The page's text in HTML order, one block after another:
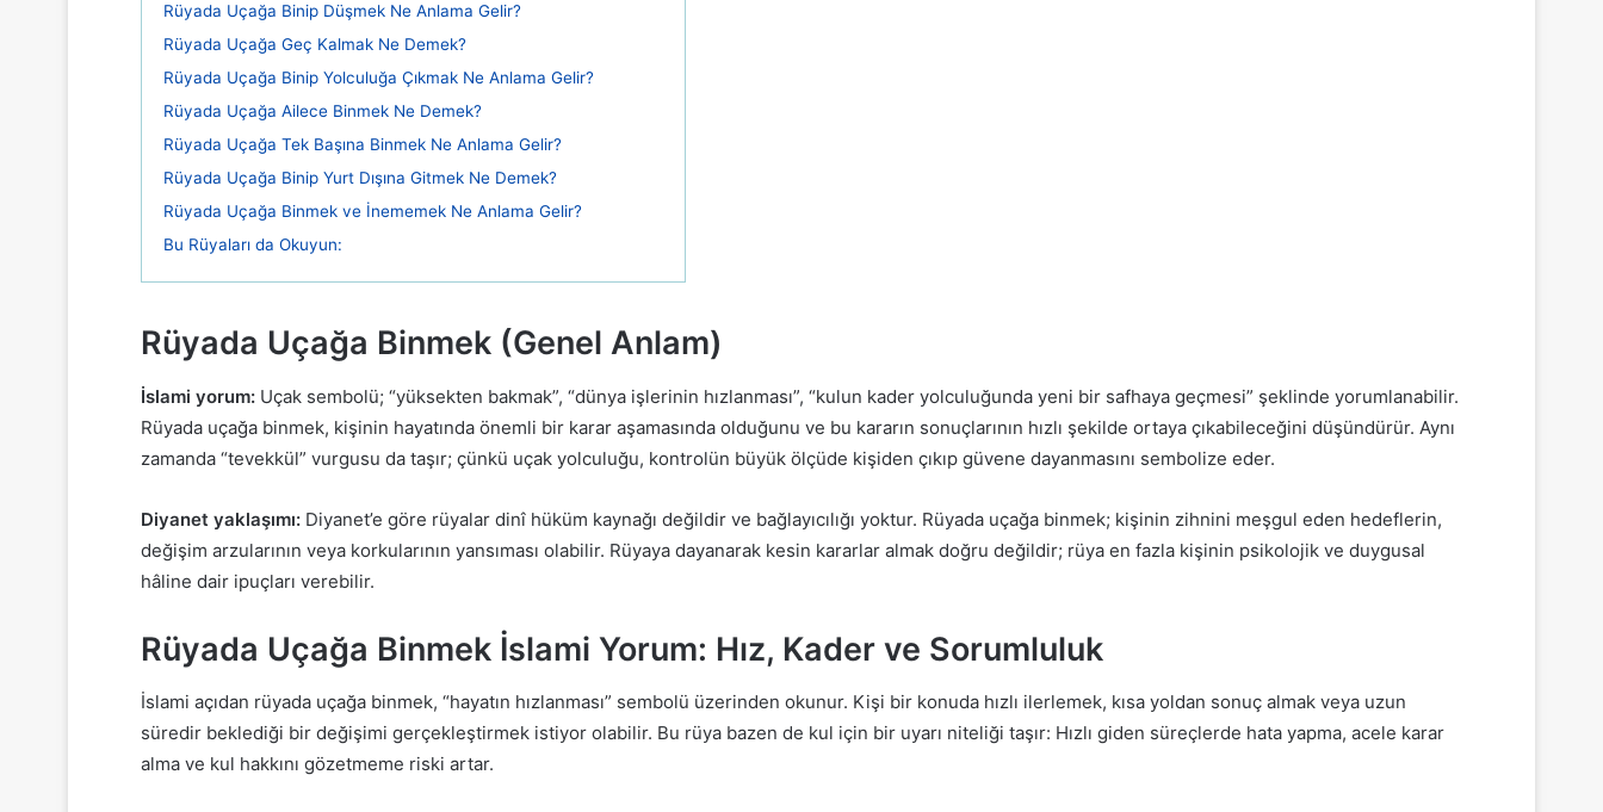
Rüyada Uçağa Binip Düşmek Ne Anlama Gelir?
Rüyada Uçağa Geç Kalmak Ne Demek?
Rüyada Uçağa Binip Yolculuğa Çıkmak Ne Anlama Gelir?
Rüyada Uçağa Ailece Binmek Ne Demek?
Rüyada Uçağa Tek Başına Binmek Ne Anlama Gelir?
Rüyada Uçağa Binip Yurt Dışına Gitmek Ne Demek?
Rüyada Uçağa Binmek ve İnememek Ne Anlama Gelir?
Bu Rüyaları da Okuyun:
Rüyada Uçağa Binmek (Genel Anlam)
İslami yorum: Uçak sembolü; “yüksekten bakmak”, “dünya işlerinin hızlanması”, “kulun kader yolculuğunda yeni bir safhaya geçmesi” şeklinde yorumlanabilir.
Rüyada uçağa binmek, kişinin hayatında önemli bir karar aşamasında olduğunu ve bu kararın sonuçlarının hızlı şekilde ortaya çıkabileceğini düşündürür. Aynı
zamanda “tevekkül” vurgusu da taşır; çünkü uçak yolculuğu, kontrolün büyük ölçüde kişiden çıkıp güvene dayanmasını sembolize eder.
Diyanet yaklaşımı: Diyanet’e göre rüyalar dinî hüküm kaynağı değildir ve bağlayıcılığı yoktur. Rüyada uçağa binmek; kişinin zihnini meşgul eden hedeflerin,
değişim arzularının veya korkularının yansıması olabilir. Rüyaya dayanarak kesin kararlar almak doğru değildir; rüya en fazla kişinin psikolojik ve duygusal
hâline dair ipuçları verebilir.
Rüyada Uçağa Binmek İslami Yorum: Hız, Kader ve Sorumluluk
İslami açıdan rüyada uçağa binmek, “hayatın hızlanması” sembolü üzerinden okunur. Kişi bir konuda hızlı ilerlemek, kısa yoldan sonuç almak veya uzun
süredir beklediği bir değişimi gerçekleştirmek istiyor olabilir. Bu rüya bazen de kul için bir uyarı niteliği taşır: Hızlı giden süreçlerde hata yapma, acele karar
alma ve kul hakkını gözetmeme riski artar.